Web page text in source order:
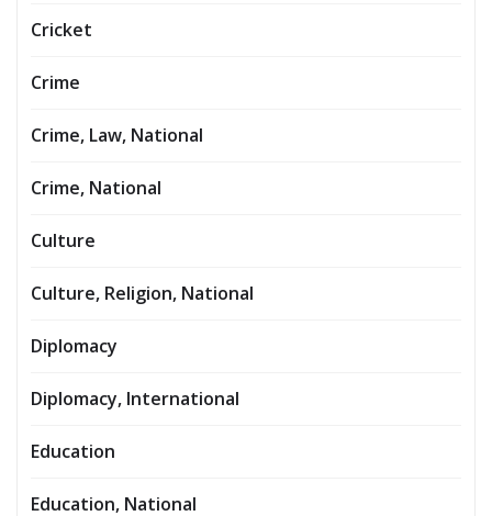
Cricket
Crime
Crime, Law, National
Crime, National
Culture
Culture, Religion, National
Diplomacy
Diplomacy, International
Education
Education, National